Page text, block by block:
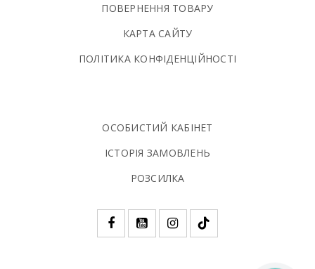
ПОВЕРНЕННЯ ТОВАРУ
КАРТА САЙТУ
ПОЛIТИКА КОНФIДЕНЦIЙНОСТI
ОСОБИСТИЙ КАБІНЕТ
ІСТОРІЯ ЗАМОВЛЕНЬ
РОЗСИЛКА